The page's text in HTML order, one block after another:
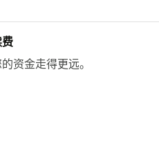
资金走得更远。